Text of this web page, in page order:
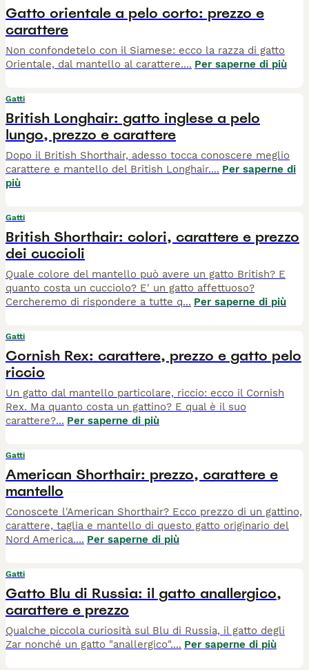
Gatto orientale a pelo corto: prezzo e
carattere
Non confondetelo con il Siamese: ecco la razza di gatto
Orientale, dal mantello al carattere.... Per saperne di più
Gatti
British Longhair: gatto inglese a pelo
lungo, prezzo e carattere
Dopo il British Shorthair, adesso tocca conoscere meglio
carattere e mantello del British Longhair.... Per saperne di
più
Gatti
British Shorthair: colori, carattere e prezzo
dei cuccioli
Quale colore del mantello può avere un gatto British? E
quanto costa un cucciolo? E' un gatto affettuoso?
Cercheremo di rispondere a tutte q... Per saperne di più
Gatti
Cornish Rex: carattere, prezzo e gatto pelo
riccio
Un gatto dal mantello particolare, riccio: ecco il Cornish
Rex. Ma quanto costa un gattino? E qual è il suo
carattere?... Per saperne di più
Gatti
American Shorthair: prezzo, carattere e
mantello
Conoscete l'American Shorthair? Ecco prezzo di un gattino,
carattere, taglia e mantello di questo gatto originario del
Nord America.... Per saperne di più
Gatti
Gatto Blu di Russia: il gatto anallergico,
carattere e prezzo
Qualche piccola curiosità sul Blu di Russia, il gatto degli
Zar nonché un gatto "anallergico".... Per saperne di più